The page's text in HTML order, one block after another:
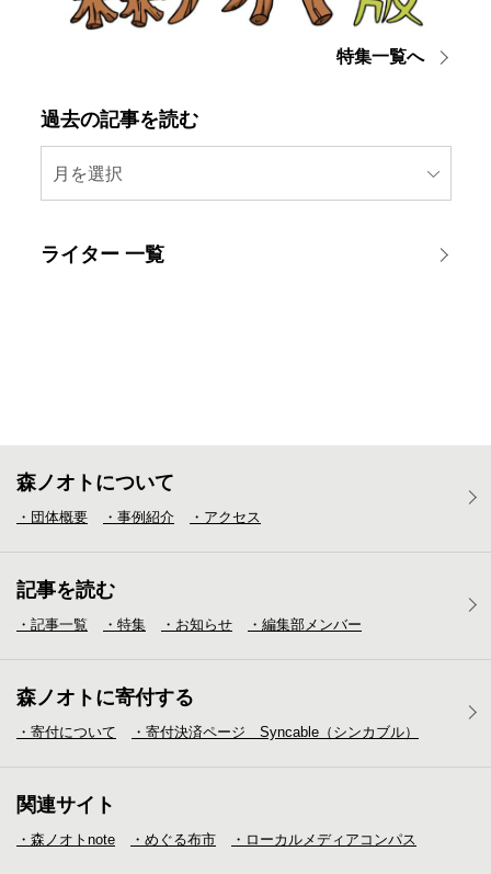
特集一覧へ
過去の記事を読む
月を選択
ライター 一覧
森ノオトについて
・団体概要 ・事例紹介 ・アクセス
記事を読む
・記事一覧 ・特集 ・お知らせ ・編集部メンバー
森ノオトに寄付する
・寄付について ・寄付決済ページ Syncable（シンカブル）
関連サイト
・森ノオトnote ・めぐる布市 ・ローカルメディア コンパス